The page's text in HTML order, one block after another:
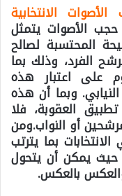
الانتخابية
حجب الأصوات يتمثل
المحتسبة لصالح
الفرد، وذلك بما
على اعتبار هذه
وبما أن هذه
العقوبة، فلا
أو النواب.ومن
بما يترتب
حيث يمكن أن يتحول
بالعكس.